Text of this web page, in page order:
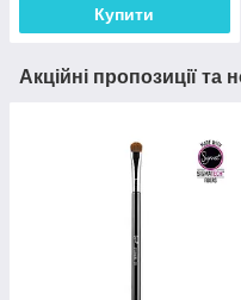
Купити
Акційні пропозиції та